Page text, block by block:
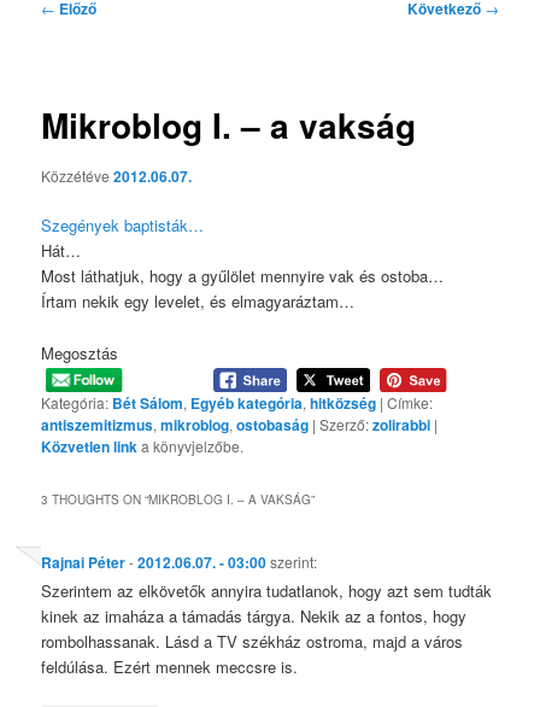
Bejegyzés
← Előző Következő →
Mikroblog I. – a vakság
Közzétéve2012.06.07.
Szegények baptisták…
Hát…
Most láthatjuk, hogy a gyűlölet mennyire vak és ostoba…
Írtam nekik egy levelet, és elmagyaráztam…
Megosztás
Kategória: Bét Sálom, Egyéb kategória,hitközség | Címke:
antiszemitizmus,mikroblog,ostobaság | Szerző:zolirabbi |
Közvetlen linka könyvjelzőbe.
3 THOUGHTS ON “MIKROBLOG I. – A VAKSÁG”
Rajnai Péter-2012.06.07. - 03:00szerint:
Szerintem az elkövetők annyira tudatlanok, hogy azt sem tudták
kinek az imaháza a támadás tárgya. Nekik az a fontos, hogy
rombolhassanak. Lásd a TV székház ostroma, majd a város
feldúlása. Ezért mennek meccsre is.